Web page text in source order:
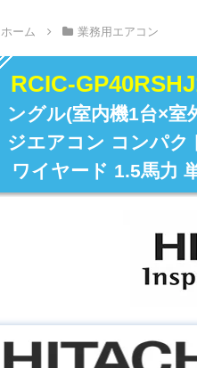
ホーム 業務用エアコン
RCIC-
ングル(室内機1台×室
ジエアコン コンパク
ワイヤード 1.5馬力